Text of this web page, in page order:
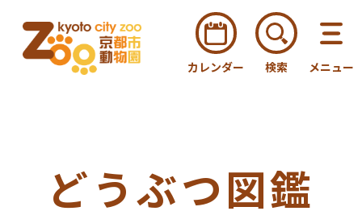
カレンダー 検索 メニュー
どうぶつ図鑑